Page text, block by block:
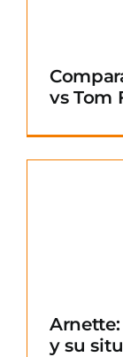
vs Tom
y su